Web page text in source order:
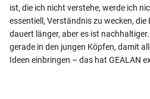
ist, die ich nicht verstehe, werde ich
essentiell, Verständnis zu wecken,
dauert länger, aber es ist
gerade in den jungen Köpfen, damit
Ideen einbringen – das hat GEALAN